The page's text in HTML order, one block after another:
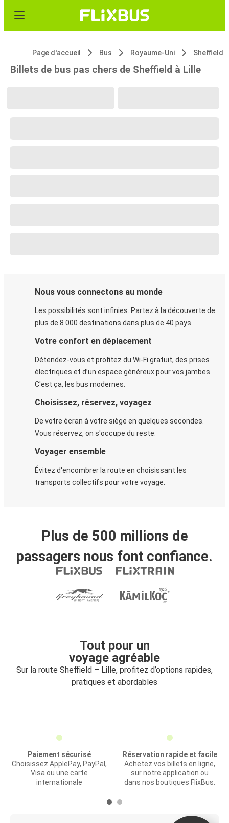
Page d'accueil Bus Royaume-Uni Sheffield
Billets de bus pas chers de Sheffield à Lille
Nous vous connectons au monde
Les possibilités sont infinies. Partez à la découverte de
plus de 8 000 destinations dans plus de 40 pays.
Votre confort en déplacement
Détendez-vous et profitez du Wi-Fi gratuit, des prises
électriques et d’un espace généreux pour vos jambes.
C'est ça, les bus modernes.
Choisissez, réservez, voyagez
De votre écran à votre siège en quelques secondes.
Vous réservez, on s'occupe du reste.
Voyager ensemble
Évitez d'encombrer la route en choisissant les
transports collectifs pour votre voyage.
Plus de 500 millions de
passagers nous font confiance.
Tout pour un
voyage agréable
Sur la route Sheffield – Lille, profitez d’options rapides,
pratiques et abordables
Paiement sécurisé
Choisissez ApplePay, PayPal,
Visa ou une carte
internationale
Réservation rapide et facile
Achetez vos billets en ligne,
sur notre application ou
dans nos boutiques FlixBus.